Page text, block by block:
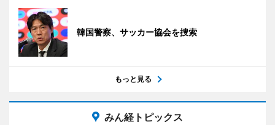
韓国警察、サッカー協会を捜索
もっと見る
みん経トピックス